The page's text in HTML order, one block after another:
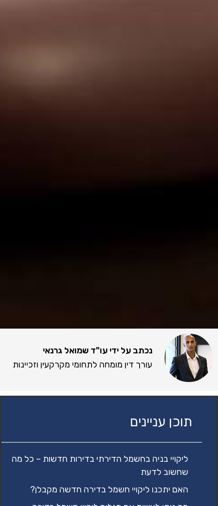
נכתב על ידי עו"ד שמואל גרנאי
עורך דין מומחה לתחומי מקרקעין וזכיינות
תוכן עניינים
ליקויי בניה בחשמל הדירתי בדירות חדשות – כל מה
שחשוב לדעת
האם יתכנו ליקויי חשמל בדירה חדשה מקבלן?